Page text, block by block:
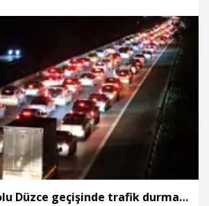
Anadolu Otoyolu Düzce geçişinde trafik durma noktasına geldi